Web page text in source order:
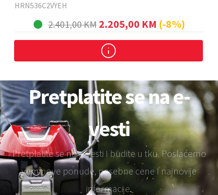
HRN536C2VYEH
2.401,00 KM 2.205,00 KM (-8%)
Pretplatite se na e-
vesti
Pretplatite se na e-vesti I budite u tku. Poslaćemo
vam nove ponude, posebne cene I najnovije
informacije.